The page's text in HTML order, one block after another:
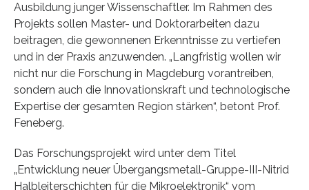
Ausbildung junger Wissenschaftler. Im Rahmen des
Projekts sollen Master- und Doktorarbeiten dazu
beitragen, die gewonnenen Erkenntnisse zu vertiefen
und in der Praxis anzuwenden. „Langfristig wollen wir
nicht nur die Forschung in Magdeburg vorantreiben,
sondern auch die Innovationskraft und technologische
Expertise der gesamten Region stärken“, betont Prof.
Feneberg.
Das Forschungsprojekt wird unter dem Titel
„Entwicklung neuer Übergangsmetall-Gruppe-III-Nitrid
Halbleiterschichten für die Mikroelektronik“ vom